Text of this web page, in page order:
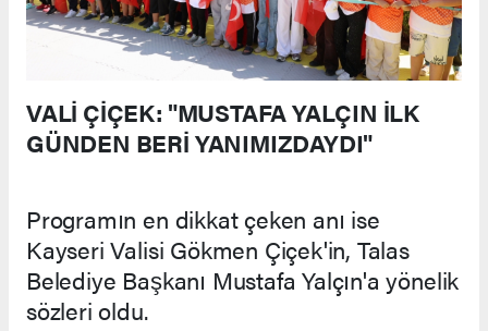
VALİ ÇİÇEK: "MUSTAFA YALÇIN İLK
GÜNDEN BERİ YANIMIZDAYDI"
Programın en dikkat çeken anı ise
Kayseri Valisi Gökmen Çiçek'in, Talas
Belediye Başkanı Mustafa Yalçın'a yönelik
sözleri oldu.